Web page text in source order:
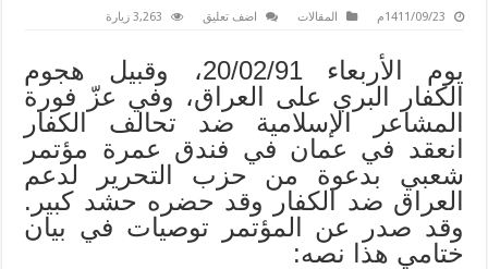
1411/09/23م المقالات اضف تعليق 3,263 زيارة
يوم الأربعاء 20/02/91، وقبيل هجوم
الكفار البري على العراق، وفي عزّ فورة
المشاعر الإسلامية ضد تحالف الكفار
انعقد في عمان في فندق عمرة مؤتمر
شعبي بدعوة من حزب التحرير لدعم
العراق ضد الكفار وقد حضره حشد كبير.
وقد صدر عن المؤتمر توصيات في بيان
ختامي هذا نصه: